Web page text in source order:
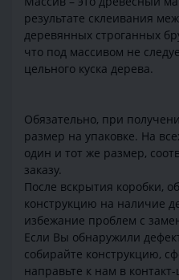
результате склеивания
деревянных строганных
что под массивом не
цельного куска дерева.
Обязательно, при
размер на упаковке. На
один и тот же размер,
заказу.
После вскрытия коробки,
конструкцию на наличие
избежание проблем с
Если Вы обнаружили
собирайте конструкцию,
направьте к нам в